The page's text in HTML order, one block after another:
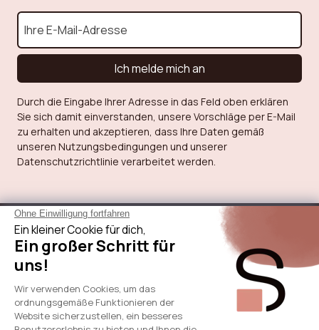
Ich melde mich an
Durch die Eingabe Ihrer Adresse in das Feld oben erklären
Sie sich damit einverstanden, unsere Vorschläge per E-Mail
zu erhalten und akzeptieren, dass Ihre Daten gemäß
unseren Nutzungsbedingungen und unserer
Datenschutzrichtlinie verarbeitet werden.
Über Sicaan
Unsere Leistungen
Brauche Hilfe